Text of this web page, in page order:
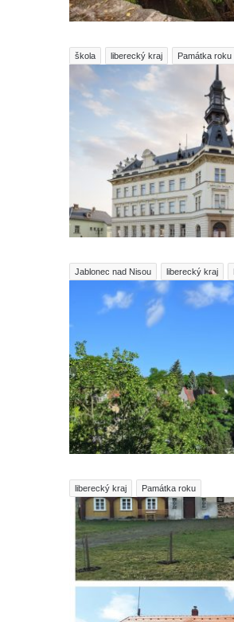
škola liberecký kraj Památka roku
Jablonec nad Nisou liberecký kraj
liberecký kraj Památka roku